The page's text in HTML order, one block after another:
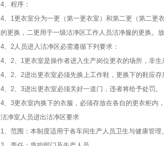
4、程序：
4、1更衣室分为一更（第一更衣室）和第二更（第二更
的更换，二更用于一级洁净区工作人员洁净服的更换。
4、2人员进入洁净区必需遵循下列要求：
4、2、1更衣室是操作者进入生产岗位更衣的场所，非
4、2、2进出更衣室必须先换上工作鞋，更换下的鞋应存
4、2、3进出更衣室必须关好一道门，违者将给予处罚。
4、3更衣室内换下的衣服，必须存放在各自的更衣柜内
洁净室人员进出洁净区要求
1、范围：本制度适用于各车间生产人员卫生与健康管理。